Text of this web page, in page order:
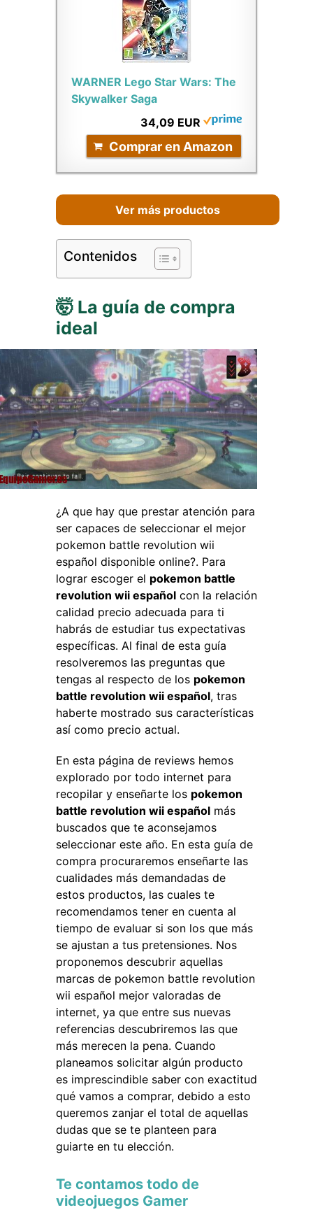
WARNER Lego Star Wars: The
Skywalker Saga
34,09 EUR
Comprar en Amazon
Ver más productos
Contenidos
🤯 La guía de compra
ideal
¿A que hay que prestar atención para
ser capaces de seleccionar el mejor
pokemon battle revolution wii
español disponible online?. Para
lograr escoger el pokemon battle
revolution wii español con la relación
calidad precio adecuada para ti
habrás de estudiar tus expectativas
específicas. Al final de esta guía
resolveremos las preguntas que
tengas al respecto de los pokemon
battle revolution wii español, tras
haberte mostrado sus características
así como precio actual.
En esta página de reviews hemos
explorado por todo internet para
recopilar y enseñarte los pokemon
battle revolution wii español más
buscados que te aconsejamos
seleccionar este año. En esta guía de
compra procuraremos enseñarte las
cualidades más demandadas de
estos productos, las cuales te
recomendamos tener en cuenta al
tiempo de evaluar si son los que más
se ajustan a tus pretensiones. Nos
proponemos descubrir aquellas
marcas de pokemon battle revolution
wii español mejor valoradas de
internet, ya que entre sus nuevas
referencias descubriremos las que
más merecen la pena. Cuando
planeamos solicitar algún producto
es imprescindible saber con exactitud
qué vamos a comprar, debido a esto
queremos zanjar el total de aquellas
dudas que se te planteen para
guiarte en tu elección.
Te contamos todo de
videojuegos Gamer